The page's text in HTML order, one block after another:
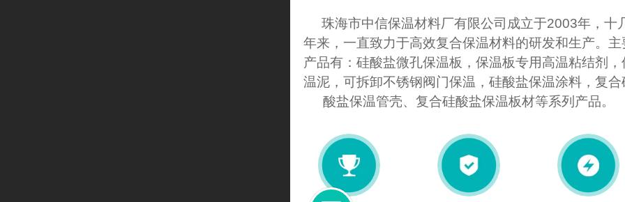
珠海市中信保温材料厂有限公司成立于2003年，十
年来，一直致力于高效复合保温材料的研发和生产。主
产品有：硅酸盐微孔保温板，保温板专用高温粘结剂，
温泥，可拆卸不锈钢阀门保温，硅酸盐保温涂料，复合
酸盐保温管壳、复合硅酸盐保温板材等系列产品。